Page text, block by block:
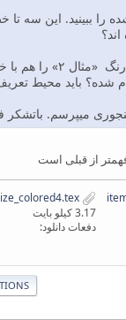
را ببینید. این سه تا
۴- در همن عکس رنگ
شده؟ باید محیط
میپرسم. باتشکر
از قبلی است
3.17 کیلو بایت
دفعات دانلود: